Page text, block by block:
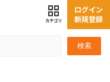
検索
ログイン
新規登録